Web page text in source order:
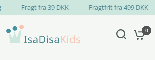
Fragt fra 39 DKK Fragtfrit fra 499 DKK
0